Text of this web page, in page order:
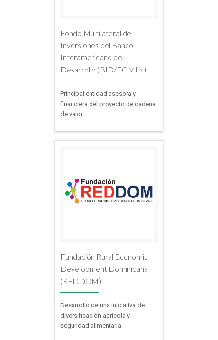
Fondo Multilateral de
Inversiones del Banco
Interamericano de
Desarrollo (BID/FOMIN)
Principal entidad asesora y
financiera del proyecto de cadena
de valor.
Fundación Rural Economic
Development Dominicana
(REDDOM)
Desarrollo de una iniciativa de
diversificación agrícola y
seguridad alimentaria.